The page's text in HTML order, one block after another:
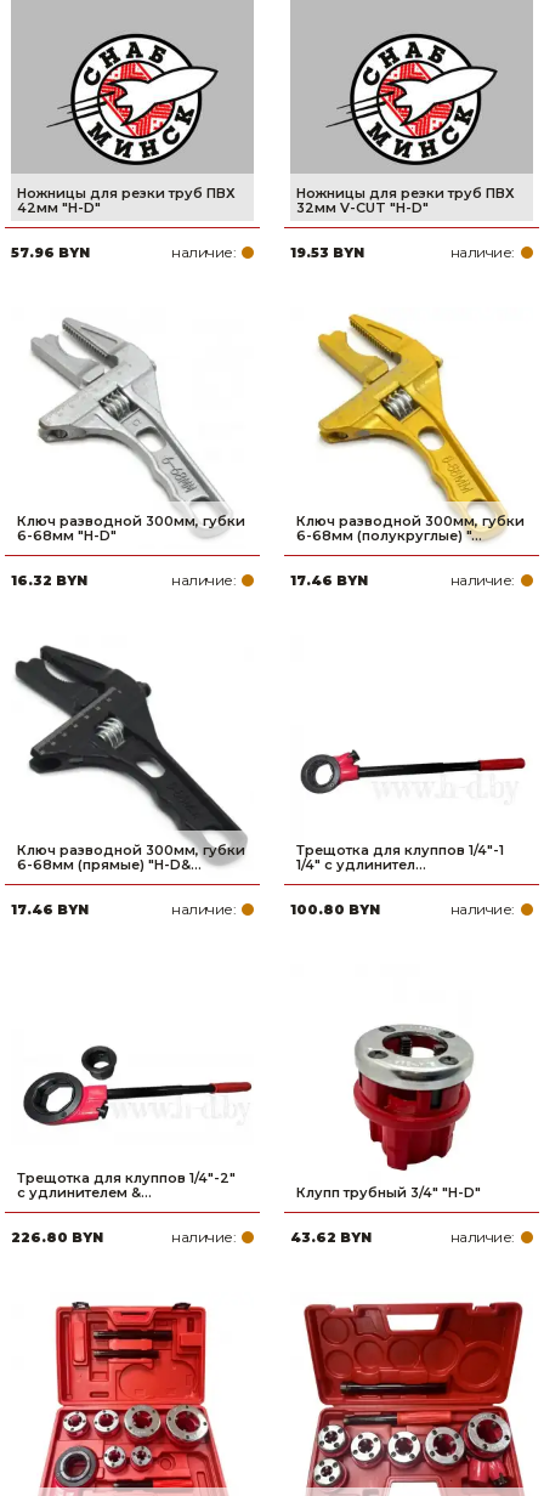
Ножницы для резки труб ПВХ
42мм "H-D"
57.96 BYN наличие:
Ножницы для резки труб ПВХ
32мм V-CUT "H-D"
19.53 BYN наличие:
Ключ разводной 300мм, губки
6-68мм "H-D"
16.32 BYN наличие:
Ключ разводной 300мм, губки
6-68мм (полукруглые) "...
17.46 BYN наличие:
Ключ разводной 300мм, губки
6-68мм (прямые) "H-D&...
17.46 BYN наличие:
Трещотка для клуппов 1/4"-1
1/4" с удлинител...
100.80 BYN наличие:
Трещотка для клуппов 1/4"-2"
с удлинителем &...
226.80 BYN наличие:
Клупп трубный 3/4" "H-D"
43.62 BYN наличие: